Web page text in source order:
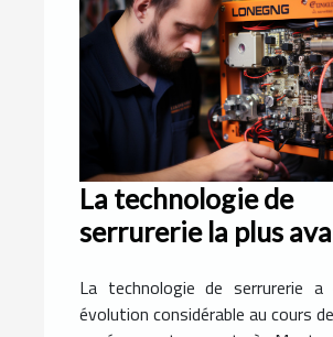
La technologie de
serrurerie la plus
La technologie de serrurerie a
évolution considérable au cours